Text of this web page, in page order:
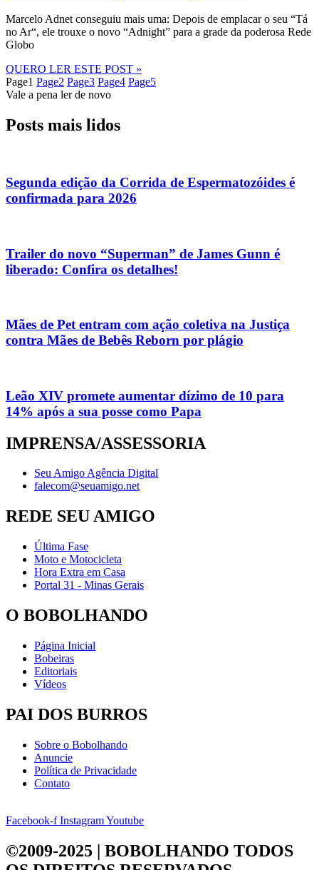
Marcelo Adnet conseguiu mais uma: Depois de emplacar o seu “Tá
no Ar“, ele trouxe o novo “Adnight” para a grade da poderosa Rede
Globo
QUERO LER ESTE POST »
Page1 Page2 Page3 Page4 Page5
Vale a pena ler de novo
Posts mais lidos
Segunda edição da Corrida de Espermatozóides é
confirmada para 2026
Trailer do novo “Superman” de James Gunn é
liberado: Confira os detalhes!
Mães de Pet entram com ação coletiva na Justiça
contra Mães de Bebês Reborn por plágio
Leão XIV promete aumentar dízimo de 10 para
14% após a sua posse como Papa
IMPRENSA/ASSESSORIA
Seu Amigo Agência Digital
falecom@seuamigo.net
REDE SEU AMIGO
Última Fase
Moto e Motocicleta
Hora Extra em Casa
Portal 31 - Minas Gerais
O BOBOLHANDO
Página Inicial
Bobeiras
Editoriais
Vídeos
PAI DOS BURROS
Sobre o Bobolhando
Anuncie
Política de Privacidade
Contato
Facebook-f InstagramYoutube
©2009-2025 | BOBOLHANDO TODOS